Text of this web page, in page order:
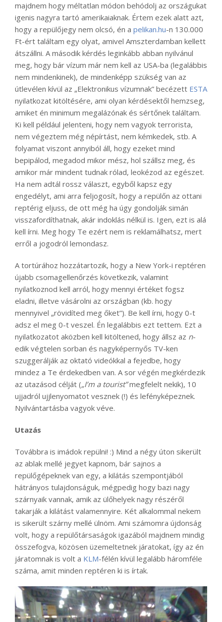
majdnem hogy méltatlan módon behódolj az országukat
igenis nagyra tartó amerikaiaknak. Értem ezek alatt azt,
hogy a repülőjegy nem olcsó, én a pelikan.hu-n 130.000
Ft-ért találtam egy olyat, amivel Amszterdamban kellett
átszállni. A második kérdés leginkább abban nyilvánul
meg, hogy bár vízum már nem kell az USA-ba (legalábbis
nem mindenkinek), de mindenképp szükség van az
útlevélen kívül az „Elektronikus vízumnak” becézett ESTA
nyilatkozat kitöltésére, ami olyan kérdésektől hemzseg,
amiket én minimum megalázónak és sértőnek találtam.
Ki kell például jelenteni, hogy nem vagyok terrorista,
nem végeztem még népírtást, nem kémkedek, stb. A
folyamat viszont annyiból áll, hogy ezeket mind
bepipálod, megadod mikor mész, hol szállsz meg, és
amikor már mindent tudnak rólad, leokézod az egészet.
Ha nem adtál rossz választ, egyből kapsz egy
engedélyt, ami arra feljogosít, hogy a repülőn az ottani
reptérig eljuss, de ott még ha úgy gondolják simán
visszafordíthatnak, akár indoklás nélkül is. Igen, ezt is alá
kell írni. Meg hogy Te ezért nem is reklamálhatsz, mert
erről a jogodról lemondasz.
A tortúrához hozzátartozik, hogy a New York-i reptéren
újabb csomagellenőrzés következik, valamint
nyilatkoznod kell arról, hogy mennyi értéket fogsz
eladni, illetve vásárolni az országban (kb. hogy
mennyivel „rövidíted meg őket”). Be kell írni, hogy 0-t
adsz el meg 0-t veszel. Én legalábbis ezt tettem. Ezt a
nyilatkozatot aközben kell kitöltened, hogy állsz az n-
edik végtelen sorban és nagyképernyős TV-ken
szuggerálják az oktató videókkal a fejedbe, hogy
mindez a Te érdekedben van. A sor végén megkérdezik
az utazásod célját („I’m a tourist”megfelelt nekik), 10
ujjadról ujjlenyomatot vesznek (!) és lefényképeznek.
Nyilvántartásba vagyok véve.
Utazás
Továbbra is imádok repülni! :) Mind a négy úton sikerült
az ablak mellé jegyet kapnom, bár sajnos a
repülőgépeknek van egy, a kilátás szempontjából
hátrányos tulajdonságuk, mégpedig hogy bazi nagy
szárnyaik vannak, amik az ülőhelyek nagy részéről
takarják a kilátást valamennyire. Két alkalommal nekem
is sikerült szárny mellé ülnöm. Ami számomra újdonság
volt, hogy a repülőtársaságok igazából majdnem mindig
összefogva, közösen üzemeltetnek járatokat, így az én
járatomnak is volt a KLM-félén kívül legalább háromféle
száma, amit minden reptéren ki is írtak.